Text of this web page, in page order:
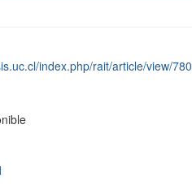
index.php/rait/article/view/780